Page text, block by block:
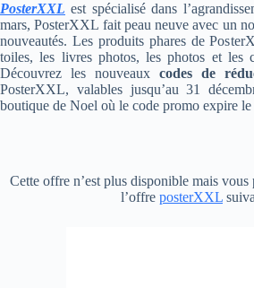
PosterXXL est spécialisé dans
mars, PosterXXL fait peau neuve avec un
nouveautés. Les produits phares de
toiles, les livres photos, les photos et les
Découvrez les nouveaux codes de
PosterXXL, valables jusqu’au 31
boutique de Noel où le code promo expire
Cette offre n’est plus disponible mais vous
l’offre posterXXL